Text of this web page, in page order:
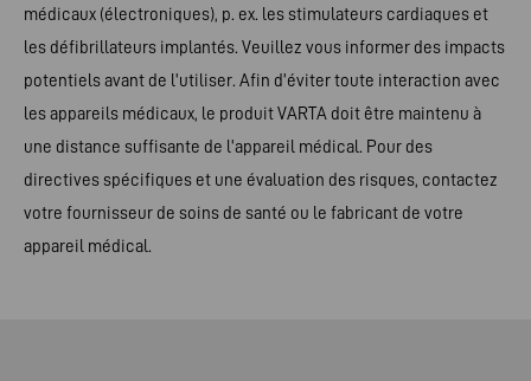
médicaux (électroniques), p. ex. les stimulateurs cardiaques et
les défibrillateurs implantés. Veuillez vous informer des impacts
potentiels avant de l'utiliser. Afin d'éviter toute interaction avec
les appareils médicaux, le produit VARTA doit être maintenu à
une distance suffisante de l'appareil médical. Pour des
directives spécifiques et une évaluation des risques, contactez
votre fournisseur de soins de santé ou le fabricant de votre
appareil médical.